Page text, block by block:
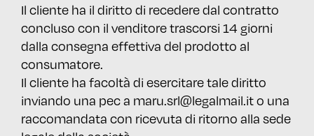
Il cliente ha il diritto di recedere dal contratto
concluso con il venditore trascorsi 14 giorni
dalla consegna effettiva del prodotto al
consumatore.
Il cliente ha facoltà di esercitare tale diritto
inviando una pec a maru.srl@legalmail.it o una
raccomandata con ricevuta di ritorno alla sede